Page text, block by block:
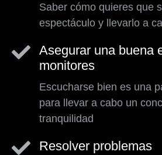
Saber cómo quieres que
espectáculo y llevarlo a
Asegurar una buena
monitores
Escucharse bien es una
para llevar a cabo un
tranquilidad
Resolver problemas